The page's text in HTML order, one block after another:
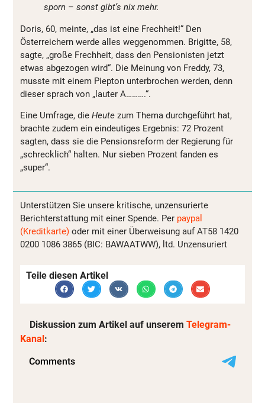
sporn – sonst gibt’s nix mehr.
Doris, 60, meinte, „das ist eine Frechheit!“ Den
Österreichern werde alles weggenommen. Brigitte, 58,
sagte, „große Frechheit, dass den Pensionisten jetzt
etwas abgezogen wird“. Die Meinung von Freddy, 73,
musste mit einem Piepton unterbrochen werden, denn
dieser sprach von „lauter A……….“.
Eine Umfrage, die Heute zum Thema durchgeführt hat,
brachte zudem ein eindeutiges Ergebnis: 72 Prozent
sagten, dass sie die Pensionsreform der Regierung für
„schrecklich“ halten. Nur sieben Prozent fanden es
„super“.
Unterstützen Sie unsere kritische, unzensurierte
Berichterstattung mit einer Spende. Per paypal
(Kreditkarte) oder mit einer Überweisung auf AT58 1420
0200 1086 3865 (BIC: BAWAATWW), ltd. Unzensuriert
Teile diesen Artikel
Diskussion zum Artikel auf unserem Telegram-
Kanal: